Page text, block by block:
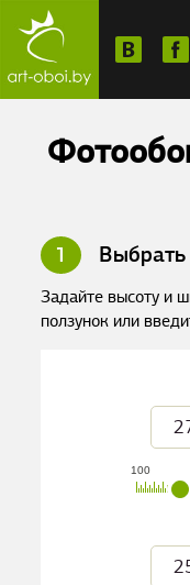
1
Задайте высоту и
ползунок или
100